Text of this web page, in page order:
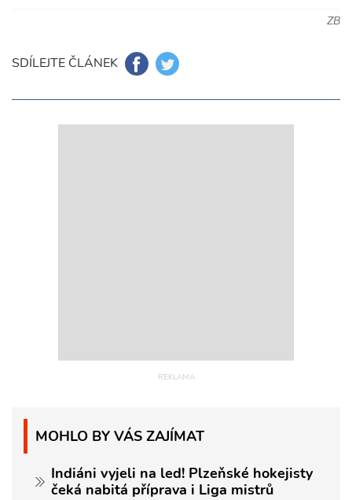
ZB
SDÍLEJTE ČLÁNEK
MOHLO BY VÁS ZAJÍMAT
Indiáni vyjeli na led! Plzeňské hokejisty
čeká nabitá příprava i Liga mistrů